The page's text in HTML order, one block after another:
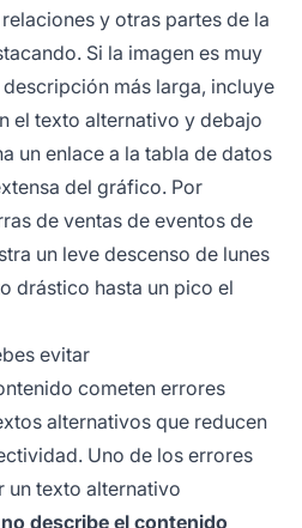
y otras partes de la
Si la imagen es muy
más larga, incluye
el texto alternativo y debajo
un enlace a la tabla de datos
del gráfico. Por
de ventas de eventos de
un leve descenso de lunes
drástico hasta un pico el
evitar
cometen errores
alternativos que reducen
Uno de los errores
un texto alternativo
describe el contenido